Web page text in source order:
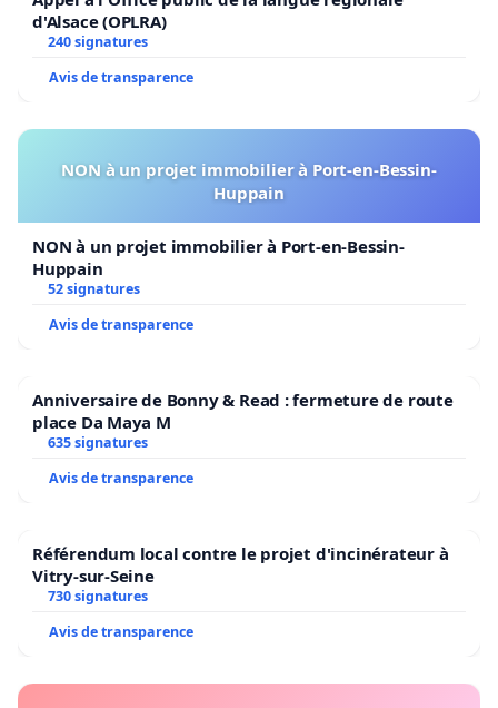
d'Alsace (OPLRA)
240 signatures
Avis de transparence
NON à un projet immobilier à Port-en-Bessin-
Huppain
NON à un projet immobilier à Port-en-Bessin-
Huppain
52 signatures
Avis de transparence
Anniversaire de Bonny & Read : fermeture de route
place Da Maya M
635 signatures
Avis de transparence
Référendum local contre le projet d'incinérateur à
Vitry-sur-Seine
730 signatures
Avis de transparence